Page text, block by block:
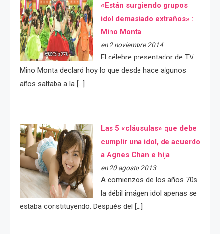
«Están surgiendo grupos
idol demasiado extraños» :
Mino Monta
en 2 noviembre 2014
El célebre presentador de TV
Mino Monta declaró hoy lo que desde hace algunos
años saltaba a la […]
Las 5 «cláusulas» que debe
cumplir una idol, de acuerdo
a Agnes Chan e hija
en 20 agosto 2013
A comienzos de los años 70s
la débil imágen idol apenas se
estaba constituyendo. Después del […]